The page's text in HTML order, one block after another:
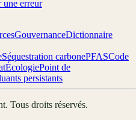
une erreur
GouvernanceDictionnaire
Séquestration carbonePFASCode
ÉcologiePoint de
persistants
. Tous droits réservés.